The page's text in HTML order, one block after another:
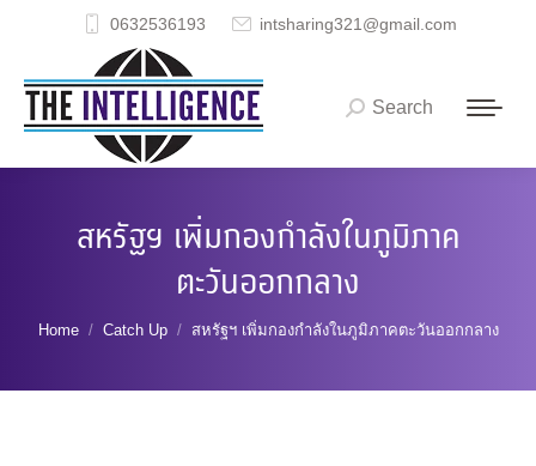
0632536193 intsharing321@gmail.com
Search:
Search
สหรัฐฯ เพิ่มกองกำลังในภูมิภาค
ตะวันออกกลาง
You are here:
Home Catch Up สหรัฐฯ เพิ่มกองกำลังในภูมิภาคตะวันออกกลาง